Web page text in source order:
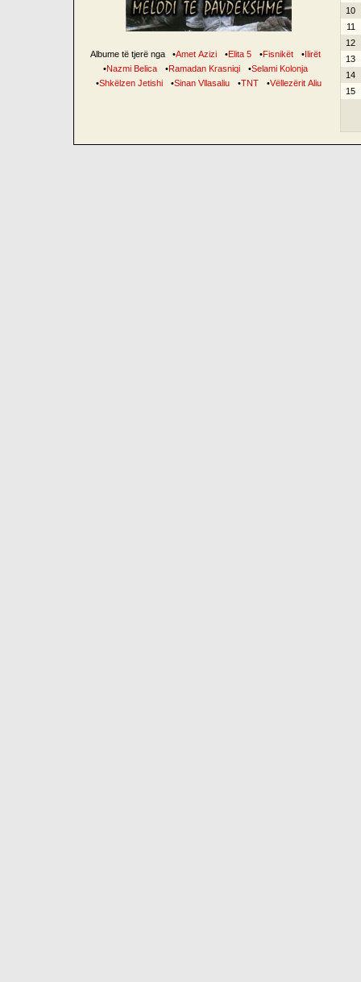
Albume të tjerë nga •Amet Azizi •Elita 5 •Fisnikët •Ilirët
•Nazmi Belica •Ramadan Krasniqi •Selami Kolonja
•Shkëlzen Jetishi •Sinan Vllasaliu •TNT •Vëllezërit Aliu
10
11
12
13
14
15